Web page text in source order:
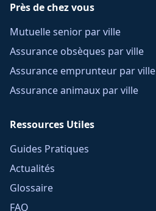
Près de chez vous
Mutuelle senior par ville
Assurance obsèques par ville
Assurance emprunteur par ville
Assurance animaux par ville
Ressources Utiles
Guides Pratiques
Actualités
Glossaire
FAQ